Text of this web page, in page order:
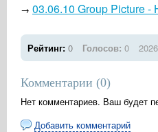
→ 03.06.10 Group Picture -
Рейтинг: 0 Голосов: 0
Комментарии (0)
Нет комментариев. Ваш будет
Добавить комментарий